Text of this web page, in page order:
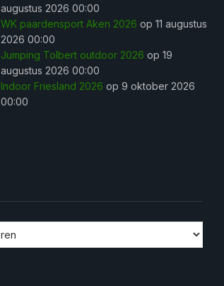
augustus 2026 00:00
WK paardensport Aken 2026 op 11 augustus
2026 00:00
Jumping Tolbert outdoor 2026 op 19
augustus 2026 00:00
Indoor Friesland 2026 op 9 oktober 2026
00:00